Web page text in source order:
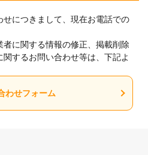
につきまして、現在お電話での
に関する情報の修正、掲載削除
するお問い合わせ等は、下記よ
わせフォーム